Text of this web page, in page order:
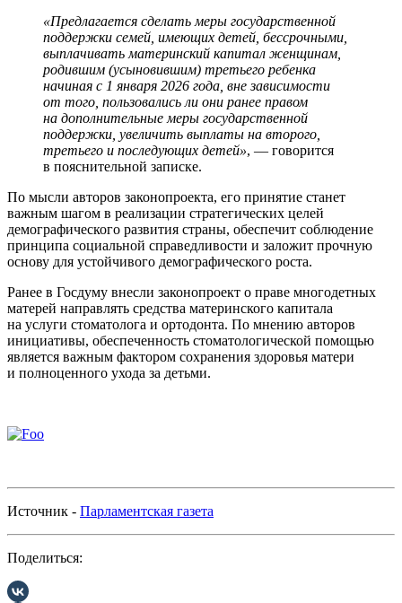
«Предлагается сделать меры государственной
поддержки семей, имеющих детей, бессрочными,
выплачивать материнский капитал женщинам,
родившим (усыновившим) третьего ребенка
начиная с 1 января 2026 года, вне зависимости
от того, пользовались ли они ранее правом
на дополнительные меры государственной
поддержки, увеличить выплаты на второго,
третьего и последующих детей», — говорится
в пояснительной записке.
По мысли авторов законопроекта, его принятие станет
важным шагом в реализации стратегических целей
демографического развития страны, обеспечит соблюдение
принципа социальной справедливости и заложит прочную
основу для устойчивого демографического роста.
Ранее в Госдуму внесли законопроект о праве многодетных
матерей направлять средства материнского капитала
на услуги стоматолога и ортодонта. По мнению авторов
инициативы, обеспеченность стоматологической помощью
является важным фактором сохранения здоровья матери
и полноценного ухода за детьми.
Источник - Парламентская газета
Поделиться: